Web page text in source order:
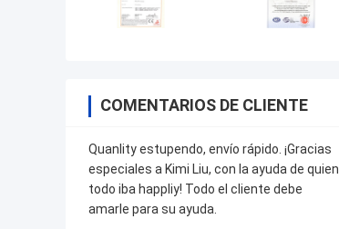
COMENTARIOS DE CLIENTE
Quanlity estupendo, envío rápido. ¡Gracias
especiales a Kimi Liu, con la ayuda de quien
todo iba happliy! Todo el cliente debe
amarle para su ayuda.